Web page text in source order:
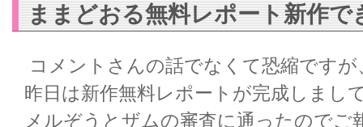
ままどおる無料レポート新作
コメントさんの話でなくて恐縮ですが
昨日は新作無料レポートが完成しまし
メルぞうとザムの審査に通ったのでご